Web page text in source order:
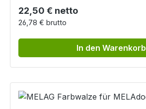
Regulärer Preis:
22,50 € netto
26,78 € brutto
In den Warenkorb